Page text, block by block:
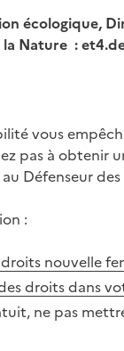
écologique,
Nature :
vous
pas à
Défenseur
:
droits nouvelle
droits dans
ne pas